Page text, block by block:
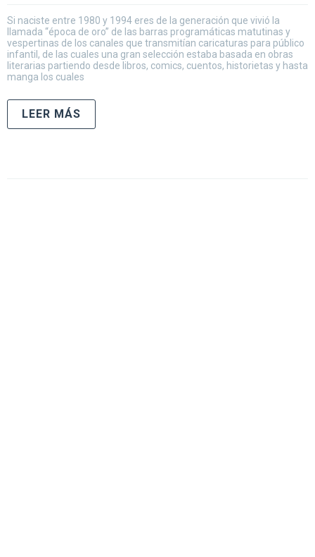
Si naciste entre 1980 y 1994 eres de la generación que vivió la
llamada “época de oro” de las barras programáticas matutinas y
vespertinas de los canales que transmitían caricaturas para público
infantil, de las cuales una gran selección estaba basada en obras
literarias partiendo desde libros, comics, cuentos, historietas y hasta
manga los cuales
LEER MÁS